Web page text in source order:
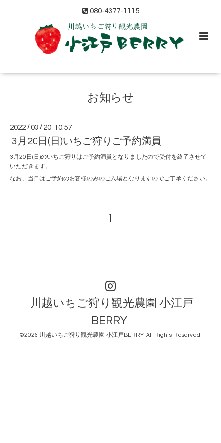
080-4377-1115
お知らせ
2022 /03 / 20 10:57
3月20日(日)いちご狩りご予約満員
3月20日(日)のいちご狩りはご予約満員となりましたので受付を終了させて
いただきます。
なお、当日はご予約のお客様のみのご入場となりますのでご了承ください。
1
川越いちご狩り観光農園 小江戸
BERRY
©2026 川越いちご狩り観光農園 小江戸BERRY. All Rights Reserved.